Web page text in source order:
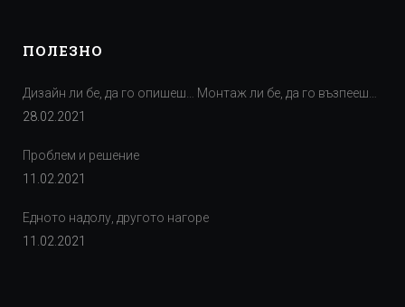
ПОЛЕЗНО
Дизайн ли бе, да го опишеш… Монтаж ли бе, да го възпееш…
28.02.2021
Проблем и решение
11.02.2021
Едното надолу, другото нагоре
11.02.2021